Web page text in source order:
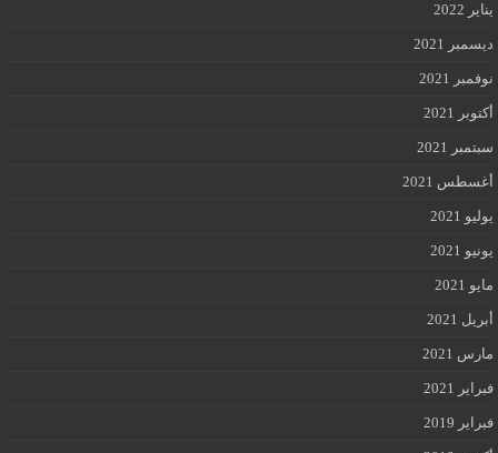
يناير 2022
ديسمبر 2021
نوفمبر 2021
أكتوبر 2021
سبتمبر 2021
أغسطس 2021
يوليو 2021
يونيو 2021
مايو 2021
أبريل 2021
مارس 2021
فبراير 2021
فبراير 2019